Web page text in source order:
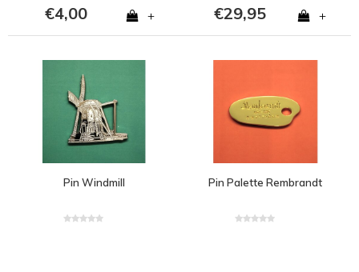
€4,00 + €29,95 +
Pin Windmill Pin Palette Rembrandt